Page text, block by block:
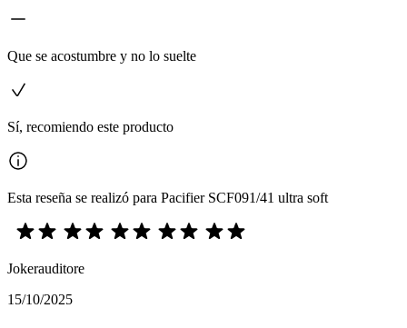
Que se acostumbre y no lo suelte
Sí, recomiendo este producto
Esta reseña se realizó para Pacifier SCF091/41 ultra soft
Jokerauditore
15/10/2025